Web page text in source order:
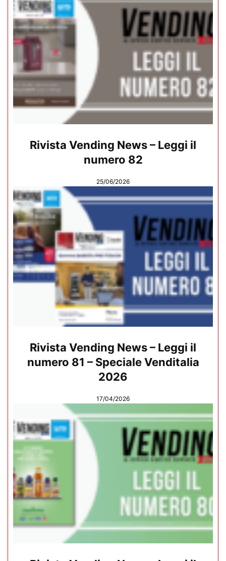
Rivista Vending News – Leggi il
numero 82
25/06/2026
Rivista Vending News – Leggi il
numero 81 – Speciale Venditalia
2026
17/04/2026